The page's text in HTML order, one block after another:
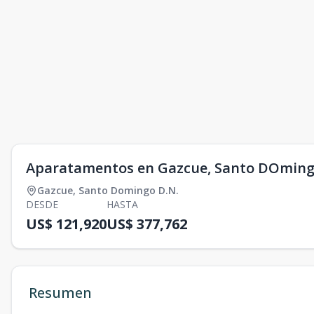
Aparatamentos en Gazcue, Santo
Gazcue, Santo Domingo D.N.
DESDE
US$ 121,920
HASTA
US$ 377,762
Resumen